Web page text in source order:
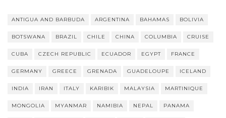
ANTIGUA AND BARBUDA ARGENTINA BAHAMAS BOLIVIA
BOTSWANA BRAZIL CHILE CHINA COLUMBIA CRUISE
CUBA CZECH REPUBLIC ECUADOR EGYPT FRANCE
GERMANY GREECE GRENADA GUADELOUPE ICELAND
INDIA IRAN ITALY KARIBIK MALAYSIA MARTINIQUE
MONGOLIA MYANMAR NAMIBIA NEPAL PANAMA